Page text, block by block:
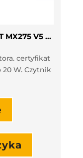
Monitor interaktywny SMART MX275 V5 75″
certyfikat
20 W. Czytnik